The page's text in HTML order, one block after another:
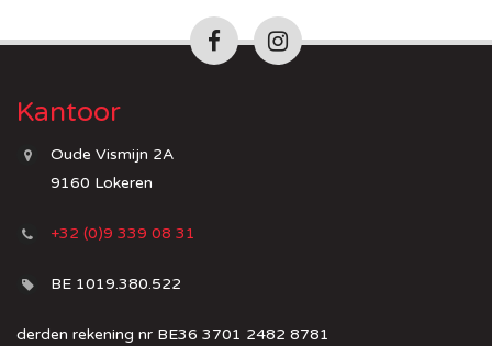
Kantoor
Oude Vismijn 2A
9160 Lokeren
+32 (0)9 339 08 31
BE 1019.380.522
derden rekening nr BE36 3701 2482 8781